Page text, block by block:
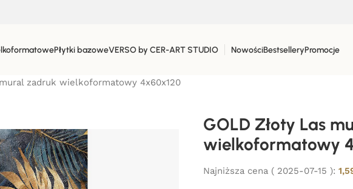
Płytki bazoweVERSO by CER-ART STUDIO NowościBestselleryPromocje
zadruk wielkoformatowy 4x60x120
GOLD Złoty Las
wielkoformatowy
Najniższa cena (2025-07-15 ):